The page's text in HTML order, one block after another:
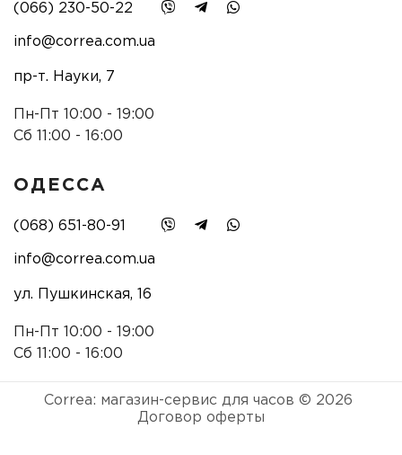
(066) 230-50-22
info@correa.com.ua
пр-т. Науки, 7
Пн-Пт 10:00 - 19:00
Сб 11:00 - 16:00
ОДЕССА
(068) 651-80-91
info@correa.com.ua
ул. Пушкинская, 16
Пн-Пт 10:00 - 19:00
Сб 11:00 - 16:00
Correa: магазин-сервис для часов © 2026
Договор оферты